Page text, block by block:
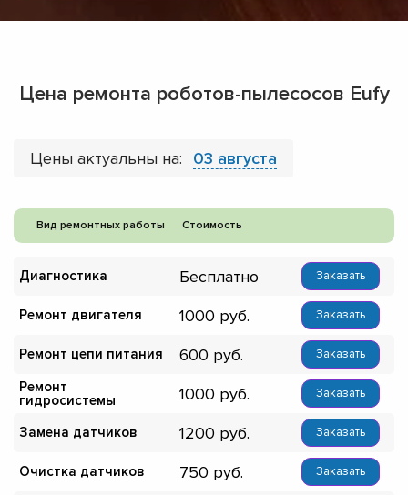
Цена ремонта роботов-пылесосов Eufy
Цены актуальны на: 03 августа
Вид ремонтных работы Стоимость
Диагностика Бесплатно Заказать
Ремонт двигателя 1000 Заказать
Ремонт цепи питания 600 Заказать
Ремонт
гидросистемы
1000 Заказать
Замена датчиков 1200 Заказать
Очистка датчиков 750 Заказать